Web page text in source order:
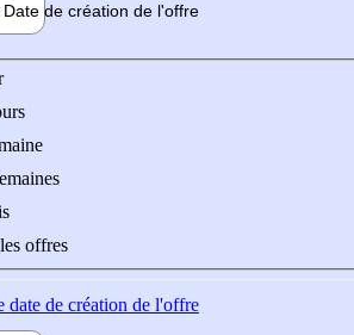
Date de création de l'offre
l'offre
offres
de création de l'offre